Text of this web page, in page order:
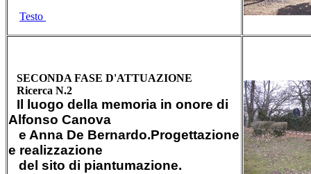
Testo
SECONDA FASE D'ATTUAZIONE
Ricerca N.2
Il luogo della memoria in onore di
Alfonso Canova
e Anna De Bernardo.Progettazione
e realizzazione
del sito di piantumazione.